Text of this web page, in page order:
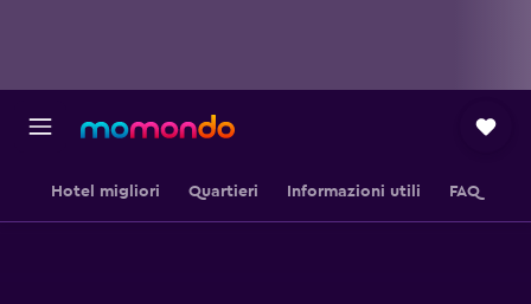
Hotel migliori Quartieri Informazioni utili FAQ